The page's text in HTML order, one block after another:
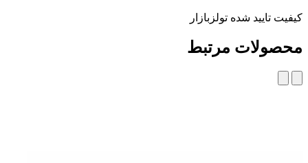
کیفیت تایید شده تولزبازار
محصولات مرتبط